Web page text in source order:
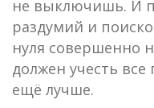
не выключишь. И
раздумий и
нуля совершенно
должен учесть
ещё лучше.